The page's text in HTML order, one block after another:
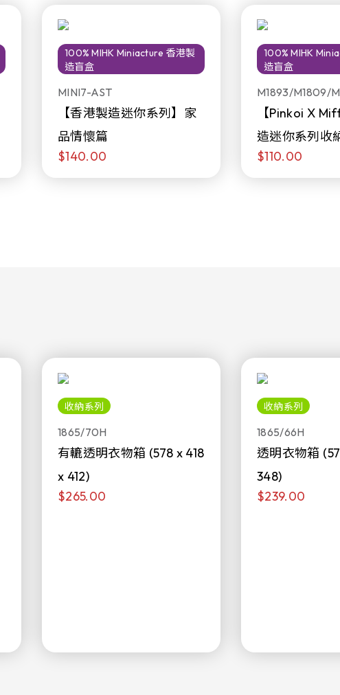
100% MIHK Miniacture 香港製
造盲盒
MINI7-AST
【香港製造迷你系列】家
品情懷篇
$140.00
100% MIHK
造盲盒
M1893/M1809/
【Pinkoi X
造迷你系列收
日限定發售)
$110.00
收納系列
1865/70H
有轆透明衣物箱 (578 x 418
x 412)
$265.00
收納系列
1865/66H
透明衣物箱
348)
$239.00